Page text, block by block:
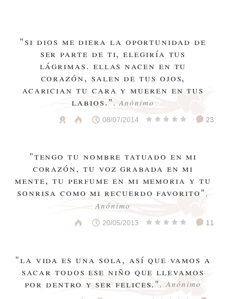
"si dios me diera la oportunidad de
ser parte de ti, elegiría tus
lágrimas. ellas nacen en tu
corazón, salen de tus ojos,
acarician tu cara y mueren en tus
labios.", Anónimo
08/07/2014 23
"tengo tu nombre tatuado en mi
corazón, tu voz grabada en mi
mente, tu perfume en mi memoria y tu
sonrisa como mi recuerdo favorito",
Anónimo
20/05/2013 11
"la vida es una sola, así que vamos a
sacar todos ese niño que llevamos
por dentro y ser felices.", Anónimo